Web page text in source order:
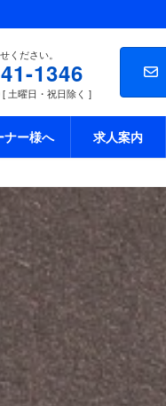
ください。
1346
土曜日・祝日除く ]
ナー様へ 求人案内